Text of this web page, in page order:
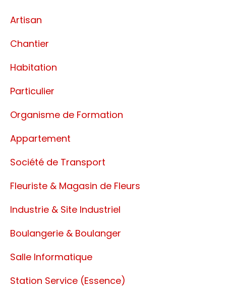
Artisan
Chantier
Habitation
Particulier
Organisme de Formation
Appartement
Société de Transport
Fleuriste & Magasin de Fleurs
Industrie & Site Industriel
Boulangerie & Boulanger
Salle Informatique
Station Service (Essence)